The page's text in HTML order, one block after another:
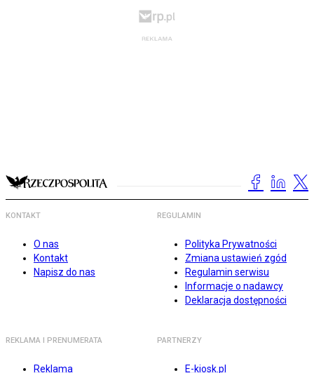
KONTAKT
O nas
Kontakt
Napisz do nas
REGULAMIN
Polityka Prywatności
Zmiana ustawień zgód
Regulamin serwisu
Informacje o nadawcy
Deklaracja dostępności
REKLAMA I PRENUMERATA
Reklama
PARTNERZY
E-kiosk.pl